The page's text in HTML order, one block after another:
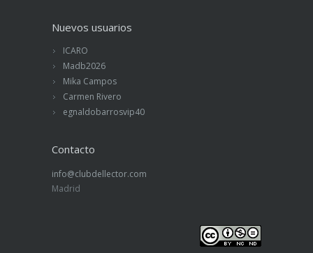
Nuevos usuarios
ICARO
Madb2026
Mika Campos
Carmen Rivero
egnaldobarrosvip40
Contacto
info@clubdellector.com
Madrid